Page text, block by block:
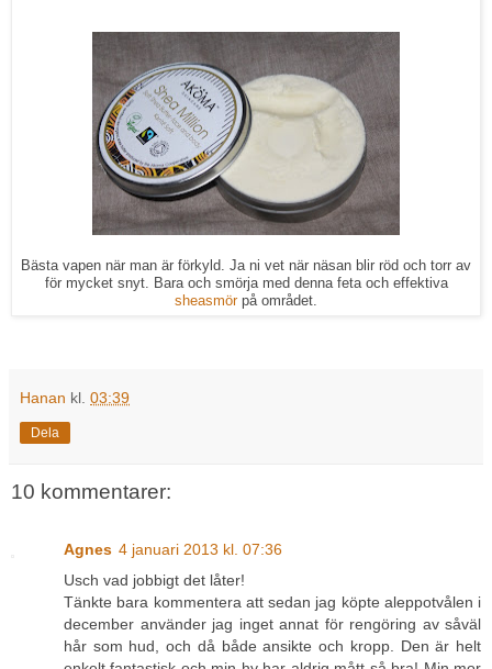
Bästa vapen när man är förkyld. Ja ni vet när näsan blir röd och torr av
för mycket snyt. Bara och smörja med denna feta och effektiva
sheasmörpå området.
Hanan kl. 03:39
Dela
10 kommentarer:
Agnes 4 januari 2013 kl. 07:36
Usch vad jobbigt det låter!
Tänkte bara kommentera att sedan jag köpte aleppotvålen i
december använder jag inget annat för rengöring av såväl
hår som hud, och då både ansikte och kropp. Den är helt